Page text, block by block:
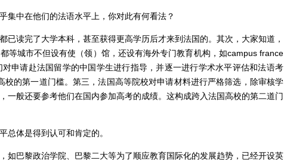
中在他们的法语水平上，你对此有何看法？
读完了大学本科，甚至获得更高学历后才来到法国的。其次，大家知道，
等城市不但设有使（领）馆，还设有海外专门教育机构，如campus france
申请赴法国留学的中国学生进行指导，并逐一进行学术水平评估和法语考
的第一道门槛。第三，法国高等院校对申请材料进行严格筛选，除审核学
一般还要参考他们在国内参加高考的成绩。这构成跨入法国高校的第二道门
体是得到认可和肯定的。
巴黎政治学院、巴黎二大等为了顺应教育国际化的发展趋势，已经开设英